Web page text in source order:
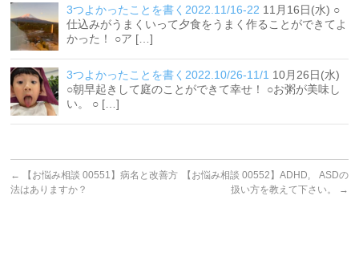
3つよかったことを書く2022.11/16-22 11月16日(水) ○
仕込みがうまくいって夕食をうまく作ることができてよ
かった！ ○ア […]
3つよかったことを書く2022.10/26-11/1 10月26日(水)
○朝早起きして庭のことができて幸せ！ ○お粥が美味し
い。 ○ […]
←
【お悩み相談 00551】病名と改善方
法はありますか？
【お悩み相談 00552】ADHD, ASDの
扱い方を教えて下さい。
→